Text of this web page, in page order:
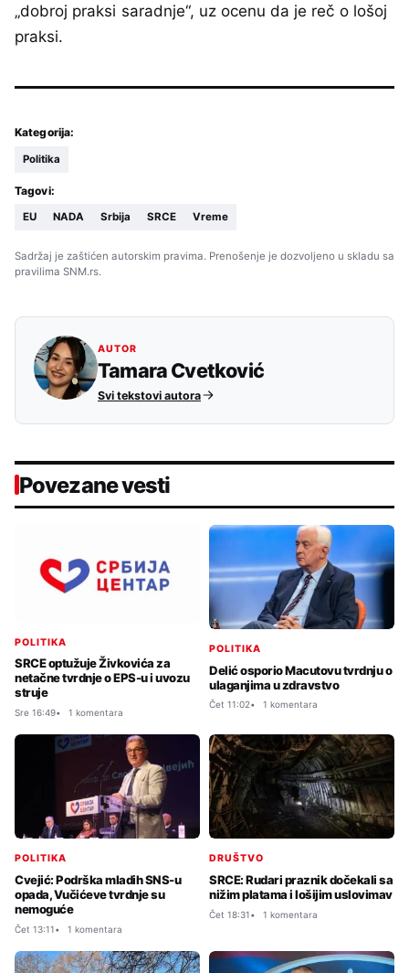
„dobroj praksi saradnje“, uz ocenu da je reč o lošoj
praksi.
Kategorija:
Politika
Tagovi:
EU NADA Srbija SRCE Vreme
Sadržaj je zaštićen autorskim pravima. Prenošenje je dozvoljeno u skladu sa
pravilima SNM.rs.
AUTOR
Tamara Cvetković
Svi tekstovi autora
Povezane vesti
POLITIKA
SRCE optužuje Živkovića za
netačne tvrdnje o EPS-u i uvozu
struje
Sre 16:49 1 komentara
POLITIKA
Delić osporio Macutovu tvrdnju o
ulaganjima u zdravstvo
Čet 11:02 1 komentara
POLITIKA
Cvejić: Podrška mladih SNS-u
opada, Vučićeve tvrdnje su
nemoguće
Čet 13:11 1 komentara
DRUŠTVO
SRCE: Rudari praznik dočekali sa
nižim platama i lošijim uslovimav
Čet 18:31 1 komentara